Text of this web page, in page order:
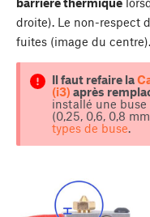
droite). Le non-respect
fuites (image du centre).
Il faut refaire la
(i3) après
installé une
(0,25, 0,6, 0,8
types de buse.